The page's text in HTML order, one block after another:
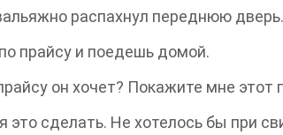
распахнул переднюю дверь.
прайсу и поедешь домой.
он хочет? Покажите мне
это сделать. Не хотелось бы при